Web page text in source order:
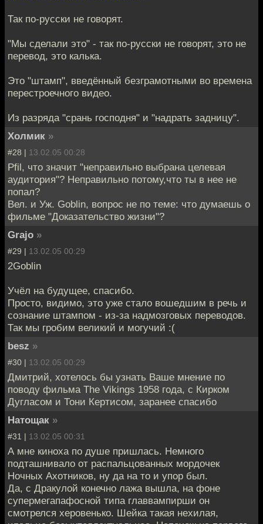
Так по-русски не говорят.
"Мы сделали это" - так по-русски не говорят, это не
перевод, это калька.
Это "штамп", введённый безграмотными во времена
перестроечного видео.
Из разряда "срань господня" и "надрать задницу".
Холмик »
#28 | 13.02.05 00:28
Pfil, что значит "неправильно выбрана целевая
аудитория"? Неправильно потому,что ты в нее не
попал?
Вел. и Уж. Goblin, вопрос не по теме: что думаешь о
фильме "Доказательство жизни"?
Grajo »
#29 | 13.02.05 00:29
2Goblin
Учёл на будущее, спасибо.
Просто, видимо, это уже стало вошедшим в речь и
сознание штампом - из-за надмозговых переводов.
Так мы гробим великий и могучий :(
besz »
#30 | 13.02.05 00:29
Дмитрий, хотелось бы узнать Ваше мнение по
поводу фильма The Vikings 1958 года, с Кирком
Дугласом и Тони Кертисом, заранее спасибо
Натощак »
#31 | 13.02.05 00:31
А мне киноха по душе пришлась. Немного
подташнивало от распальцованных мордочек
Ночных Ахотников, ну да на то и упор был.
Да, с Дракулой конечно лажа вышла, на фоне
супермегапафосной типа главвампирши он
смотрелся херовенько. Шейка такая нехилая,